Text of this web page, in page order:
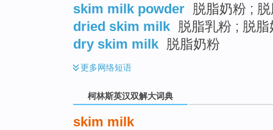
skim milk powder 脱脂奶粉 ;
dried skim milk 脱脂乳粉 ; 脱脂
dry skim milk 脱脂奶粉
更多网络短语
柯林斯英汉双解大词典
skim milk